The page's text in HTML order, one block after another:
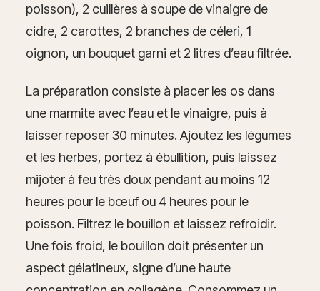
poisson), 2 cuillères à soupe de vinaigre de
cidre, 2 carottes, 2 branches de céleri, 1
oignon, un bouquet garni et 2 litres d’eau filtrée.
La préparation consiste à placer les os dans
une marmite avec l’eau et le vinaigre, puis à
laisser reposer 30 minutes. Ajoutez les légumes
et les herbes, portez à ébullition, puis laissez
mijoter à feu très doux pendant au moins 12
heures pour le bœuf ou 4 heures pour le
poisson. Filtrez le bouillon et laissez refroidir.
Une fois froid, le bouillon doit présenter un
aspect gélatineux, signe d’une haute